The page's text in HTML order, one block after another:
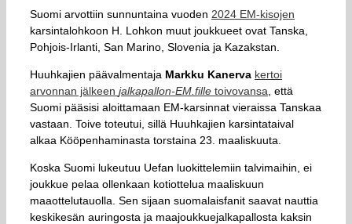
Suomi arvottiin sunnuntaina vuoden 2024 EM-kisojen
karsintalohkoon H. Lohkon muut joukkueet ovat Tanska,
Pohjois-Irlanti, San Marino, Slovenia ja Kazakstan.
Huuhkajien päävalmentaja Markku Kanerva kertoi
arvonnan jälkeen jalkapallon-EM.fille toivovansa , että
Suomi pääsisi aloittamaan EM-karsinnat vieraissa Tanskaa
vastaan. Toive toteutui, sillä Huuhkajien karsintataival
alkaa Kööpenhaminasta torstaina 23. maaliskuuta.
Koska Suomi lukeutuu Uefan luokittelemiin talvimaihin, ei
joukkue pelaa ollenkaan kotiottelua maaliskuun
maaottelutauolla. Sen sijaan suomalaisfanit saavat nauttia
keskikesän auringosta ja maajoukkuejalkapallosta kaksin